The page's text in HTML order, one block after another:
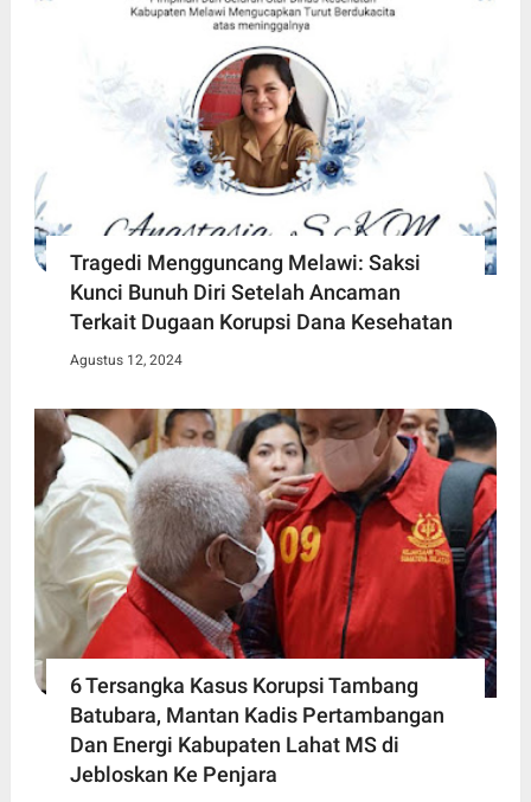
Tragedi Mengguncang Melawi: Saksi
Kunci Bunuh Diri Setelah Ancaman
Terkait Dugaan Korupsi Dana Kesehatan
Agustus 12, 2024
6 Tersangka Kasus Korupsi Tambang
Batubara, Mantan Kadis Pertambangan
Dan Energi Kabupaten Lahat MS di
Jebloskan Ke Penjara